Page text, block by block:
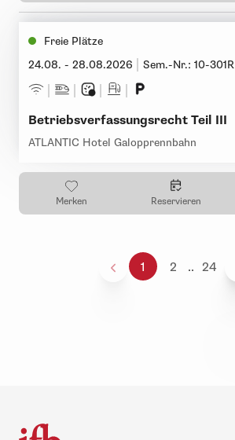
Freie Plätze
24.08. - 28.08.2026
Sem.-Nr.: 10-301R
Betriebsverfassungsrecht Teil III
ATLANTIC Hotel Galopprennbahn
Merken Reservieren
1 2 .. 24